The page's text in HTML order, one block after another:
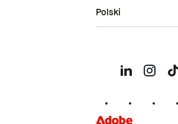
Polski